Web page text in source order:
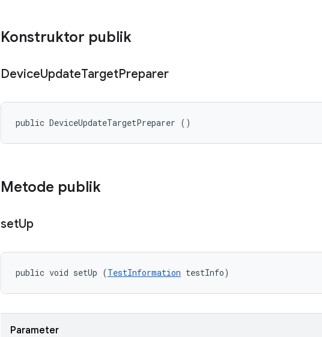
Konstruktor publik
DeviceUpdateTargetPreparer
public DeviceUpdateTargetPreparer ()
Metode publik
setUp
public void setUp (TestInformation testInfo)
Parameter